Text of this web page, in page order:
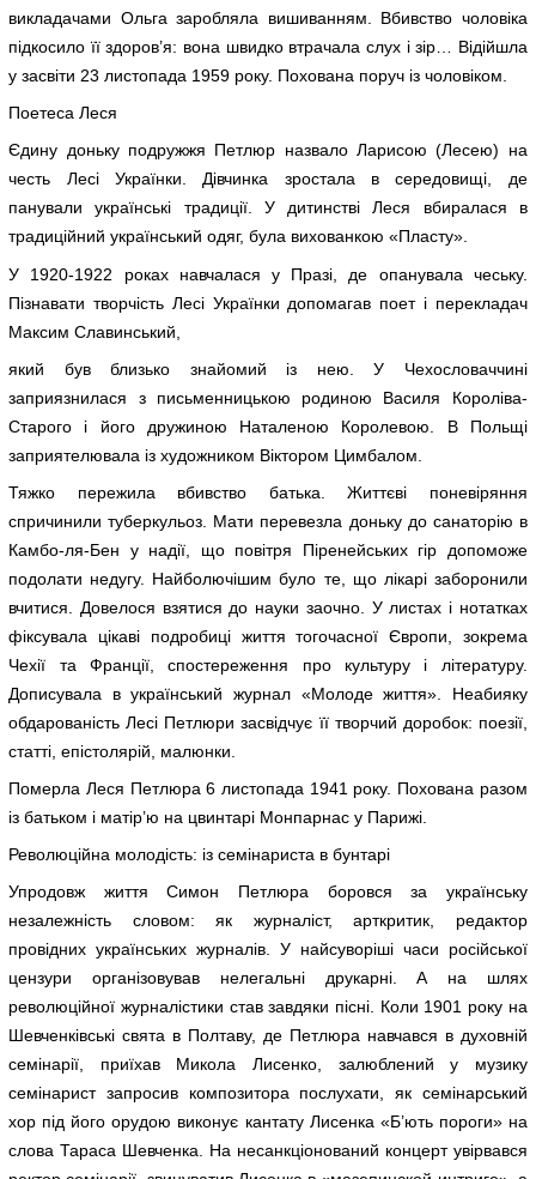
викладачами Ольга заробляла вишиванням. Вбивство чоловіка
підкосило її здоров’я: вона швидко втрачала слух і зір… Відійшла
у засвіти 23 листопада 1959 року. Похована поруч із чоловіком.
Поетеса Леся
Єдину доньку подружжя Петлюр назвало Ларисою (Лесею) на
честь Лесі Українки. Дівчинка зростала в середовищі, де
панували українські традиції. У дитинстві Леся вбиралася в
традиційний український одяг, була вихованкою «Пласту».
У 1920-1922 роках навчалася у Празі, де опанувала чеську.
Пізнавати творчість Лесі Українки допомагав поет і перекладач
Максим Славинський,
який був близько знайомий із нею. У Чехословаччині
заприязнилася з письменницькою родиною Василя Короліва-
Старого і його дружиною Наталеною Королевою. В Польщі
заприятелювала із художником Віктором Цимбалом.
Тяжко пережила вбивство батька. Життєві поневіряння
спричинили туберкульоз. Мати перевезла доньку до санаторію в
Камбо-ля-Бен у надії, що повітря Піренейських гір допоможе
подолати недугу. Найболючішим було те, що лікарі заборонили
вчитися. Довелося взятися до науки заочно. У листах і нотатках
фіксувала цікаві подробиці життя тогочасної Європи, зокрема
Чехії та Франції, спостереження про культуру і літературу.
Дописувала в український журнал «Молоде життя». Неабияку
обдарованість Лесі Петлюри засвідчує її творчий доробок: поезії,
статті, епістолярій, малюнки.
Померла Леся Петлюра 6 листопада 1941 року. Похована разом
із батьком і матір’ю на цвинтарі Монпарнас у Парижі.
Революційна молодість: із семінариста в бунтарі
Упродовж життя Симон Петлюра боровся за українську
незалежність словом: як журналіст, арткритик, редактор
провідних українських журналів. У найсуворіші часи російської
цензури організовував нелегальні друкарні. А на шлях
революційної журналістики став завдяки пісні. Коли 1901 року на
Шевченківські свята в Полтаву, де Петлюра навчався в духовній
семінарії, приїхав Микола Лисенко, залюблений у музику
семінарист запросив композитора послухати, як семінарський
хор під його орудою виконує кантату Лисенка «Б’ють пороги» на
слова Тараса Шевченка. На несанкціонований концерт увірвався